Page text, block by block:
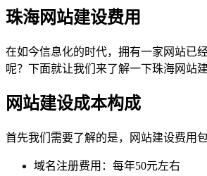
珠海网站建设费用
在如今信息化的时代，拥有一家网站已
呢？下面就让我们来了解一下珠海网站建
网站建设成本构成
首先我们需要了解的是，网站建设费用
域名注册费用：每年50元左右